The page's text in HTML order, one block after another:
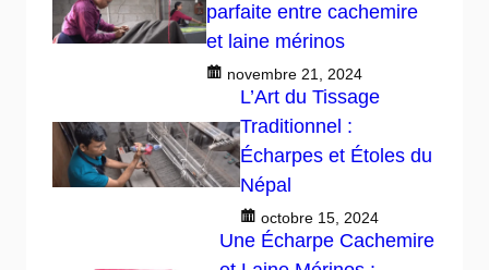
parfaite entre cachemire
et laine mérinos
novembre 21, 2024
L’Art du Tissage
Traditionnel :
Écharpes et Étoles du
Népal
octobre 15, 2024
Une Écharpe Cachemire